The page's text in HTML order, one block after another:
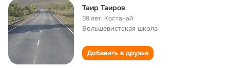
Таир Таиров
59 лет, Костанай
Большевистская школа
Добавить в друзья